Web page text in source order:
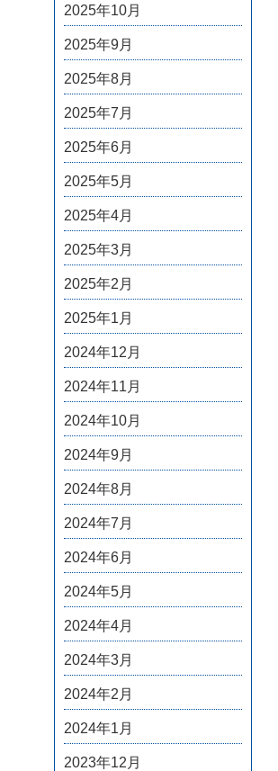
2025年10月
2025年9月
2025年8月
2025年7月
2025年6月
2025年5月
2025年4月
2025年3月
2025年2月
2025年1月
2024年12月
2024年11月
2024年10月
2024年9月
2024年8月
2024年7月
2024年6月
2024年5月
2024年4月
2024年3月
2024年2月
2024年1月
2023年12月